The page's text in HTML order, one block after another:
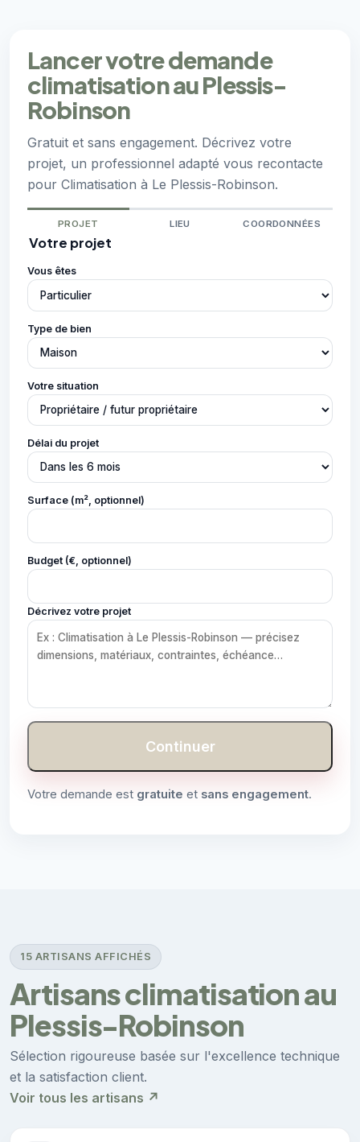
Lancer votre demande
climatisation au Plessis-
Robinson
Gratuit et sans engagement. Décrivez votre
projet, un professionnel adapté vous recontacte
pour Climatisation à Le Plessis-Robinson.
PROJET LIEU COORDONNÉES
Votre projet
Vous êtes
Type de bien
Votre situation
Délai du projet
Surface (m², optionnel)
Budget (€, optionnel)
Décrivez votre projet
Continuer
Votre demande est gratuite et sans engagement.
15 ARTISANS AFFICHÉS
Artisans climatisation au
Plessis-Robinson
Sélection rigoureuse basée sur l'excellence technique
et la satisfaction client.
Voir tous les artisans ↗